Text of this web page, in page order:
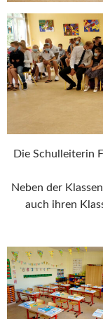
Die Schulleiterin
Neben der
auch ihren